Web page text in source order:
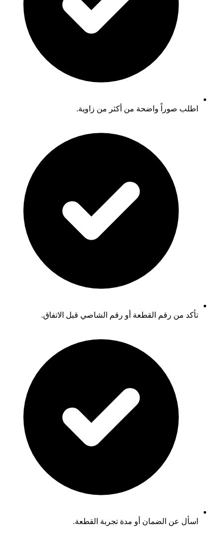
اطلب صوراً واضحة من أكثر من زاوية.
تأكد من رقم القطعة أو رقم الشاصي قبل الاتفاق.
اسأل عن الضمان أو مدة تجربة القطعة.